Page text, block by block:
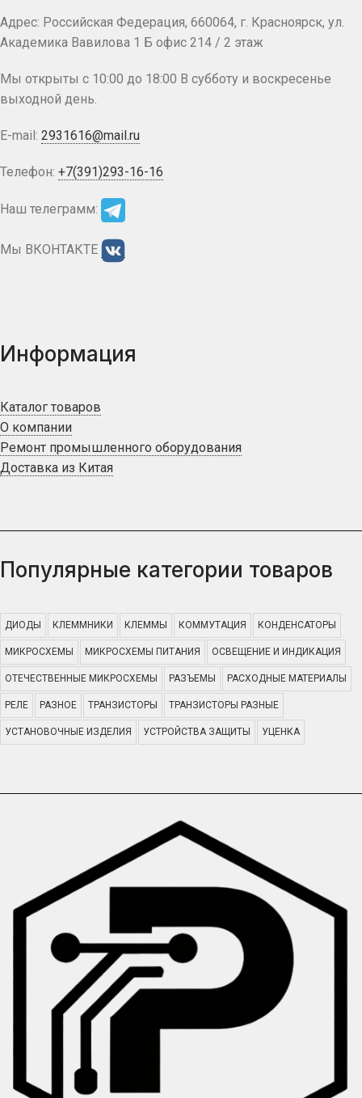
Адрес: Российская Федерация, 660064, г. Красноярск, ул.
Академика Вавилова 1 Б офис 214 / 2 этаж
Мы открыты с 10:00 до 18:00 В субботу и воскресенье
выходной день.
E-mail: 2931616@mail.ru
Телефон: +7(391)293-16-16
Наш телеграмм:
Мы ВКОНТАКТЕ
Информация
Каталог товаров
О компании
Ремонт промышленного оборудования
Доставка из Китая
Популярные категории товаров
ДИОДЫ КЛЕММНИКИ КЛЕММЫ КОММУТАЦИЯ КОНДЕНСАТОРЫ
МИКРОСХЕМЫ МИКРОСХЕМЫ ПИТАНИЯ ОСВЕЩЕНИЕ И ИНДИКАЦИЯ
ОТЕЧЕСТВЕННЫЕ МИКРОСХЕМЫ РАЗЪЕМЫ РАСХОДНЫЕ МАТЕРИАЛЫ
РЕЛЕ РАЗНОЕ ТРАНЗИСТОРЫ ТРАНЗИСТОРЫ РАЗНЫЕ
УСТАНОВОЧНЫЕ ИЗДЕЛИЯ УСТРОЙСТВА ЗАЩИТЫ УЦЕНКА